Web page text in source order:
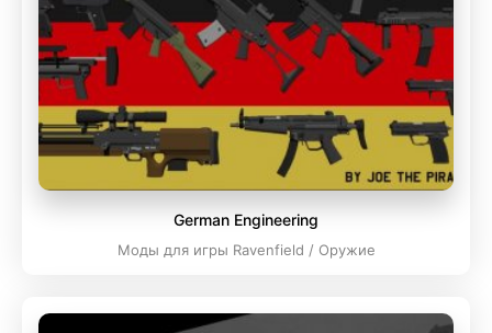
German Engineering
Моды для игры Ravenfield / Оружие